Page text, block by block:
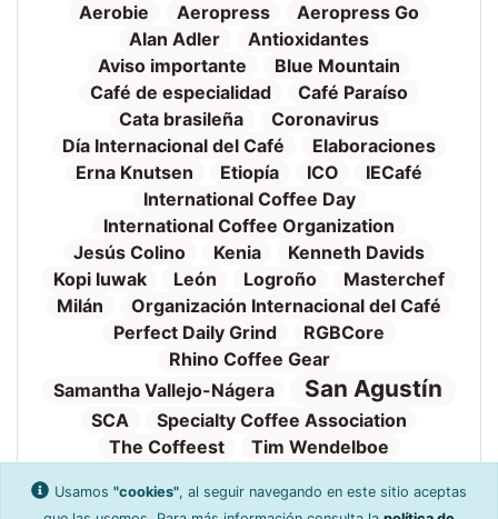
Aerobie Aeropress
Aeropress Go
Alan Adler
Antioxidantes
Aviso importante
Blue Mountain
Café de especialidad
Café Paraíso
Cata brasileña
Coronavirus
Día Internacional del Café
Elaboraciones
Erna Knutsen
Etiopía ICO
IECafé
International Coffee Day
International Coffee Organization
Jesús Colino
Kenia
Kenneth Davids
Kopi luwak
León Logroño
Masterchef
Milán
Organización Internacional del Café
Perfect Daily Grind
RGBCore
Rhino Coffee Gear
Samantha Vallejo-Nágera
San Agustín
SCA
Specialty Coffee Association
The Coffeest
Tim Wendelboe
Torrefacto
Tueste TVE
Valnalón
WAC
World Aeropress Championship
Usamos "cookies", al seguir navegando en este sitio aceptas